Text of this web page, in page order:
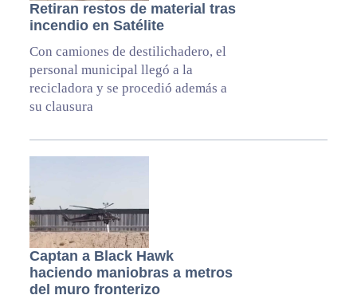
Retiran restos de material tras
incendio en Satélite
Con camiones de destilichadero, el
personal municipal llegó a la
recicladora y se procedió además a
su clausura
Captan a Black Hawk
haciendo maniobras a metros
del muro fronterizo